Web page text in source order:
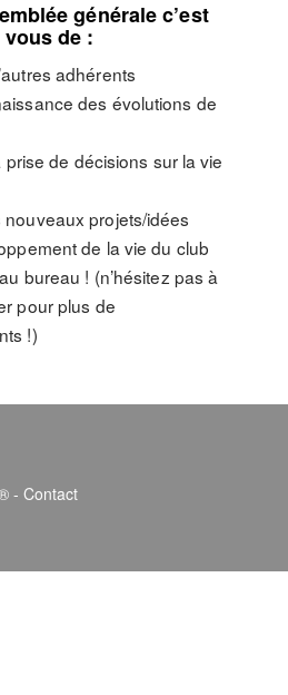
générale c’est
de :
adhérents
des évolutions de
prise de décisions sur la vie
projets/idées
de la vie du club
bureau ! (n’hésitez pas à
pour plus de
!)
- Contact